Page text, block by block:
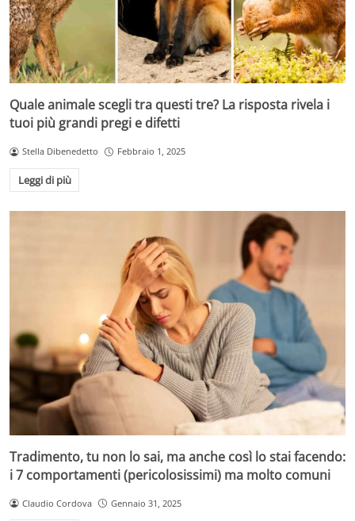
Quale animale scegli tra questi tre? La risposta rivela i
tuoi più grandi pregi e difetti
Stella Dibenedetto Febbraio 1, 2025
Leggi di più
Tradimento, tu non lo sai, ma anche così lo stai facendo:
i 7 comportamenti (pericolosissimi) ma molto comuni
Claudio Cordova Gennaio 31, 2025